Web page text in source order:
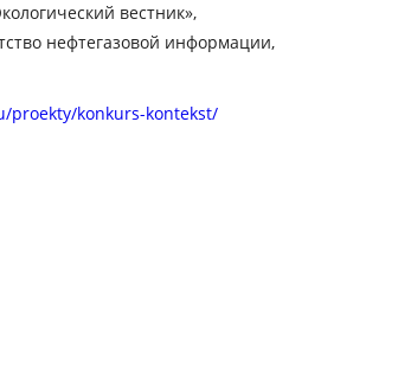
вестник»,
нефтегазовой информации,
proekty/konkurs-kontekst/